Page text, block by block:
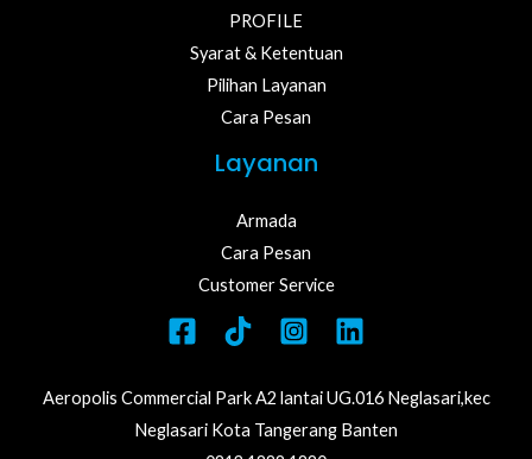
PROFILE
Syarat & Ketentuan
Pilihan Layanan
Cara Pesan
Layanan
Armada
Cara Pesan
Customer Service
Aeropolis Commercial Park A2 lantai UG.016 Neglasari,kec
Neglasari Kota Tangerang Banten